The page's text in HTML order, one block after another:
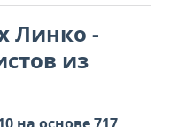
Линко -
из